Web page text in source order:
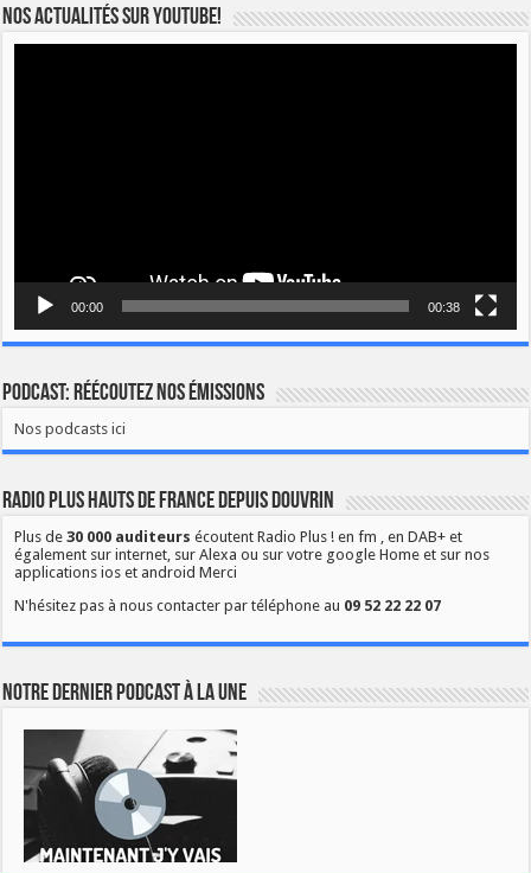
Nos actualités sur YOUTUBE!
00:00 00:38
Podcast: Réécoutez nos émissions
Nos podcasts ici
Radio Plus Hauts de France depuis Douvrin
Plus de30 000 auditeurs écoutent Radio Plus ! en fm , en DAB+ et
également sur internet, sur Alexa ou sur votre google Home et sur nos
applications ios et android Merci
N'hésitez pas à nous contacter par téléphone au 09 52 22 22 07
Notre dernier podcast à la une